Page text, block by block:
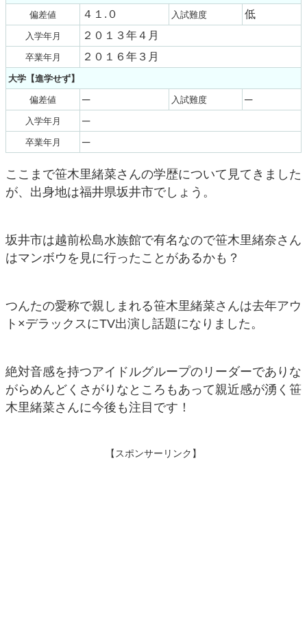
偏差値 ４１.０ 入試難度 低
入学年月 ２０１３年４月
卒業年月 ２０１６年３月
大学【進学せず】
偏差値 ─ 入試難度 ─
入学年月 ─
卒業年月 ─
ここまで笹木里緒菜さんの学歴について見てきました
が、出身地は福井県坂井市でしょう。
坂井市は越前松島水族館で有名なので笹木里緒奈さん
はマンボウを見に行ったことがあるかも？
つんたの愛称で親しまれる笹木里緒菜さんは去年アウ
ト×デラックスにTV出演し話題になりました。
絶対音感を持つアイドルグループのリーダーでありな
がらめんどくさがりなところもあって親近感が湧く笹
木里緒菜さんに今後も注目です！
【スポンサーリンク】